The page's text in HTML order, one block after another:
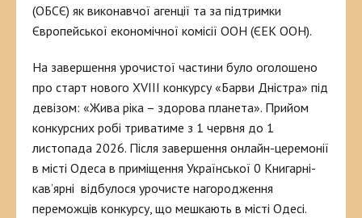
(ОБСЄ) як виконавчої агенції та за підтримки
Європейської економічної комісії ООН (ЄЕК ООН).
На завершення урочистої частини було оголошено
про старт нового XVIII конкурсу «Барви Дністра» під
девізом: «Жива ріка – здорова планета». Прийом
конкурсних робі триватиме з 1 червня до 1
листопада 2026. Після завершення онлайн-церемонії
в місті Одеса в приміщення Української 0 Книгарні-
кав’ярні відбулося урочисте нагородження
переможців конкурсу, що мешкають в місті Одесі.